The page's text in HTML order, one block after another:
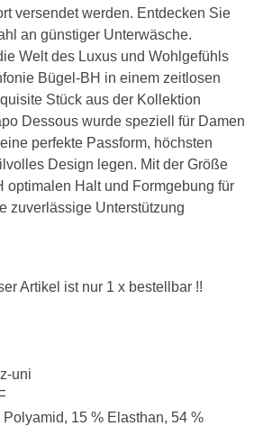
versendet werden. Entdecken Sie
an günstiger Unterwäsche.
Welt des Luxus und Wohlgefühls
Bügel-BH in einem zeitlosen
Stück aus der Kollektion
Dessous wurde speziell für Damen
perfekte Passform, höchsten
Design legen. Mit der Größe
optimalen Halt und Formgebung für
zuverlässige Unterstützung
Artikel ist nur 1 x bestellbar !!
uni
Polyamid, 15 % Elasthan, 54 %